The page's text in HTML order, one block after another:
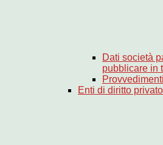
Dati società
pubblicare in
Provvedimenti
Enti di diritto